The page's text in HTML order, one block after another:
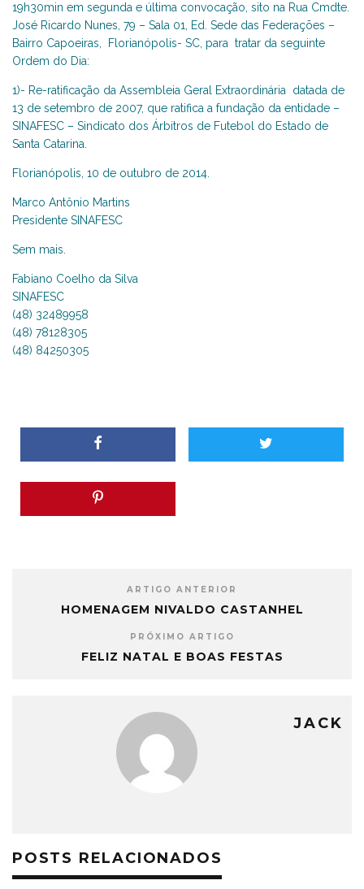
19h30min em segunda e última convocação, sito na Rua Cmdte.
José Ricardo Nunes, 79 – Sala 01, Ed. Sede das Federações –
Bairro Capoeiras, Florianópolis- SC, para tratar da seguinte
Ordem do Dia:
1)- Re-ratificação da Assembleia Geral Extraordinária datada de
13 de setembro de 2007, que ratifica a fundação da entidade –
SINAFESC – Sindicato dos Árbitros de Futebol do Estado de
Santa Catarina.
Florianópolis, 10 de outubro de 2014.
Marco Antônio Martins
Presidente SINAFESC
Sem mais.
Fabiano Coelho da Silva
SINAFESC
(48) 32489958
(48) 78128305
(48) 84250305
ARTIGO ANTERIOR
HOMENAGEM NIVALDO CASTANHEL
PRÓXIMO ARTIGO
FELIZ NATAL E BOAS FESTAS
JACK
POSTS RELACIONADOS